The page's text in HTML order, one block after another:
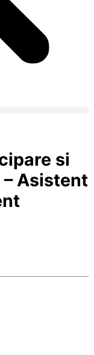
si
Asistent